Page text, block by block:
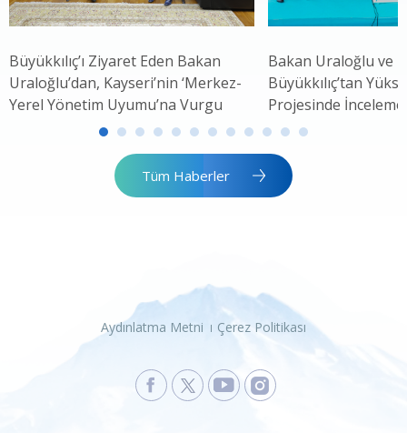
Büyükkılıç’ı Ziyaret Eden Bakan
Uraloğlu’dan, Kayseri’nin ‘Merkez-
Yerel Yönetim Uyumu’na Vurgu
Bakan Uraloğlu ve
Büyükkılıç’tan
Projesinde İnceleme
Tüm Haberler
Aydınlatma Metni Çerez Politikası